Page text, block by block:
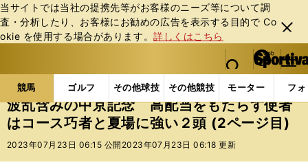
当サイトでは当社の提携先等がお客様のニーズ等について調
査・分析したり、お客様にお勧めの広告を表⽰する⽬的で Co
okie を使⽤する場合があります。詳しくはこちら
閉じ
る
web Sportiva (webスポルティーバ)
検索
マイペ
ー
ジ
メニュ
競馬 ゴルフ その他球技 その他競技 モーター フ
b
ス
ポ
ル
競馬の記事一覧 競馬 波乱含みの中京記念 高配当
波乱含みの中京記念 高配当をもたらす使者
はコース巧者と夏場に強い２頭 (2ページ目)
2023年07月23日 06:15 公開 2023年07月23日 06:18 更新